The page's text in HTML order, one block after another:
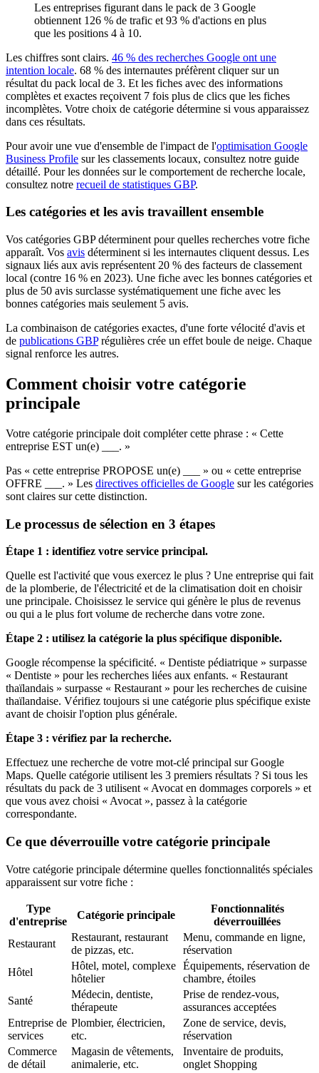
Les entreprises figurant dans le pack de 3 Google
obtiennent 126 % de trafic et 93 % d'actions en plus
que les positions 4 à 10.
Les chiffres sont clairs. 46 % des recherches Google ont une
intention locale. 68 % des internautes préfèrent cliquer sur un
résultat du pack local de 3. Et les fiches avec des informations
complètes et exactes reçoivent 7 fois plus de clics que les fiches
incomplètes. Votre choix de catégorie détermine si vous apparaissez
dans ces résultats.
Pour avoir une vue d'ensemble de l'impact de l'optimisation Google
Business Profile sur les classements locaux, consultez notre guide
détaillé. Pour les données sur le comportement de recherche locale,
consultez notre recueil de statistiques GBP.
Les catégories et les avis travaillent ensemble
Vos catégories GBP déterminent pour quelles recherches votre fiche
apparaît. Vos avis déterminent si les internautes cliquent dessus. Les
signaux liés aux avis représentent 20 % des facteurs de classement
local (contre 16 % en 2023). Une fiche avec les bonnes catégories et
plus de 50 avis surclasse systématiquement une fiche avec les
bonnes catégories mais seulement 5 avis.
La combinaison de catégories exactes, d'une forte vélocité d'avis et
de publications GBPrégulières crée un effet boule de neige. Chaque
signal renforce les autres.
Comment choisir votre catégorie
principale
Votre catégorie principale doit compléter cette phrase : « Cette
entreprise EST un(e) ___. »
Pas « cette entreprise PROPOSE un(e) ___ » ou « cette entreprise
OFFRE ___. » Les directives officielles de Google sur les catégories
sont claires sur cette distinction.
Le processus de sélection en 3 étapes
Étape 1 : identifiez votre service principal.
Quelle est l'activité que vous exercez le plus ? Une entreprise qui fait
de la plomberie, de l'électricité et de la climatisation doit en choisir
une principale. Choisissez le service qui génère le plus de revenus
ou qui a le plus fort volume de recherche dans votre zone.
Étape 2 : utilisez la catégorie la plus spécifique disponible.
Google récompense la spécificité. « Dentiste pédiatrique » surpasse
« Dentiste » pour les recherches liées aux enfants. « Restaurant
thaïlandais » surpasse « Restaurant » pour les recherches de cuisine
thaïlandaise. Vérifiez toujours si une catégorie plus spécifique existe
avant de choisir l'option plus générale.
Étape 3 : vérifiez par la recherche.
Effectuez une recherche de votre mot-clé principal sur Google
Maps. Quelle catégorie utilisent les 3 premiers résultats ? Si tous les
résultats du pack de 3 utilisent « Avocat en dommages corporels » et
que vous avez choisi « Avocat », passez à la catégorie
correspondante.
Ce que déverrouille votre catégorie principale
Votre catégorie principale détermine quelles fonctionnalités spéciales
apparaissent sur votre fiche :
Type
d'entreprise
Catégorie principale
Fonctionnalités
déverrouillées
Restaurant
Restaurant, restaurant
de pizzas, etc.
Menu, commande en ligne,
réservation
Hôtel
Hôtel, motel, complexe
hôtelier
Équipements, réservation de
chambre, étoiles
Santé
Médecin, dentiste,
thérapeute
Prise de rendez-vous,
assurances acceptées
Entreprise de
services
Plombier, électricien,
etc.
Zone de service, devis,
réservation
Commerce
de détail
Magasin de vêtements,
animalerie, etc.
Inventaire de produits,
onglet Shopping